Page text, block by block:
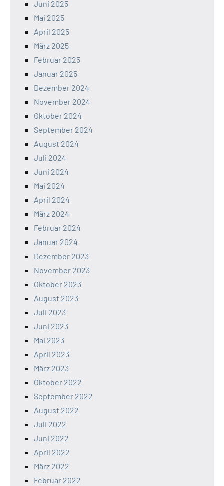
Juni 2025
Mai 2025
April 2025
März 2025
Februar 2025
Januar 2025
Dezember 2024
November 2024
Oktober 2024
September 2024
August 2024
Juli 2024
Juni 2024
Mai 2024
April 2024
März 2024
Februar 2024
Januar 2024
Dezember 2023
November 2023
Oktober 2023
August 2023
Juli 2023
Juni 2023
Mai 2023
April 2023
März 2023
Oktober 2022
September 2022
August 2022
Juli 2022
Juni 2022
April 2022
März 2022
Februar 2022